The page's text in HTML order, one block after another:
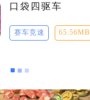
口袋四驱车
赛车竞速 65.56MB